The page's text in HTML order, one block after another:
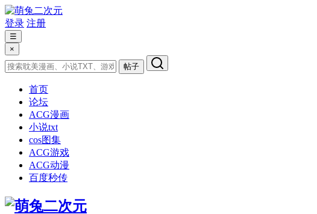
登录 注册
☰
×
帖子
首页
论坛
ACG漫画
小说txt
cos图集
ACG游戏
ACG动漫
百度秒传